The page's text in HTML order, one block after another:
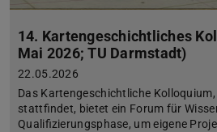
14. Kartengeschichtliches
Mai 2026; TU Darmstadt)
22.05.2026
Das Kartengeschichtliche
stattfindet, bietet ein Forum für
Qualifizierungsphase, um eigene